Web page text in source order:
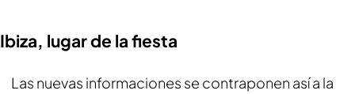
Ibiza, lugar de la fiesta
Las nuevas informaciones se contraponen así a la